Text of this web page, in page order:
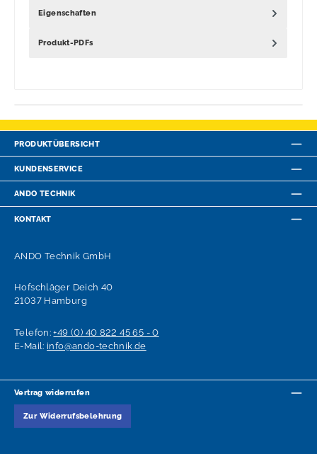
Eigenschaften
Produkt-PDFs
PRODUKTÜBERSICHT
KUNDENSERVICE
ANDO TECHNIK
KONTAKT
ANDO Technik GmbH
Hofschläger Deich 40
21037 Hamburg
Telefon:+49 (0) 40 822 45 65 - 0
E-Mail: info@ando-technik.de
Vertrag widerrufen
Zur Widerrufsbelehrung